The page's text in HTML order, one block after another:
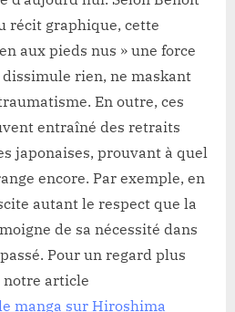
récit graphique, cette
aux pieds nus » une force
rien, ne maskant
En outre, ces
entraîné des retraits
japonaises, prouvant à quel
encore. Par exemple, en
autant le respect que la
de sa nécessité dans
Pour un regard plus
notre article
manga sur Hiroshima